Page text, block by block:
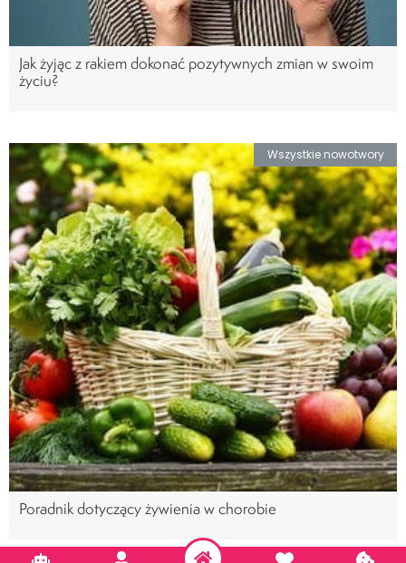
Jak żyjąc z rakiem dokonać pozytywnych zmian w swoim
życiu?
Wszystkie nowotwory
Poradnik dotyczący żywienia w chorobie